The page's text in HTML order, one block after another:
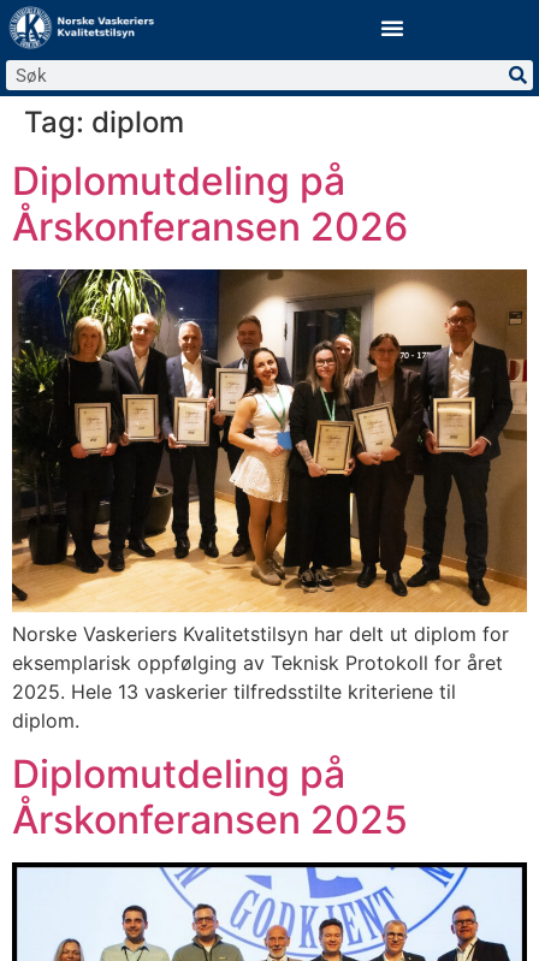
Tag: diplom
Diplomutdeling på
Årskonferansen 2026
Norske Vaskeriers Kvalitetstilsyn har delt ut diplom for
eksemplarisk oppfølging av Teknisk Protokoll for året
2025. Hele 13 vaskerier tilfredsstilte kriteriene til
diplom.
Diplomutdeling på
Årskonferansen 2025